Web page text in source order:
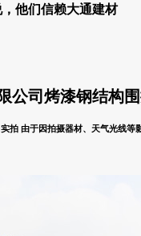
公司 烤漆钢结构
拍 由于因拍摄器材、天气光线